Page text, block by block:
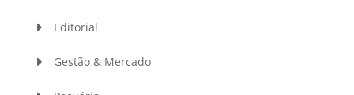
Editorial
Gestão & Mercado